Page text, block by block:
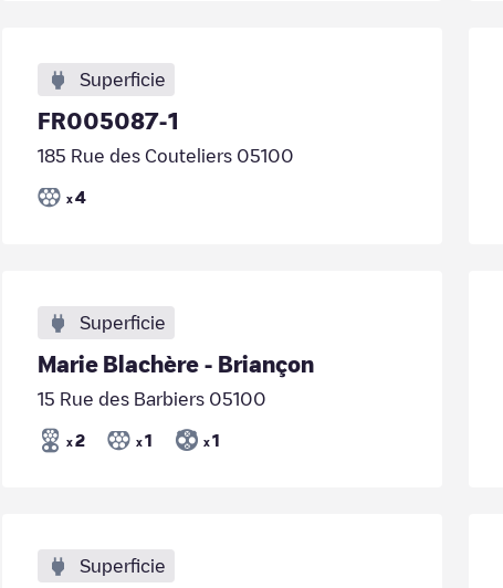
Superficie
FR005087-1
185 Rue des Couteliers 05100
x 4
Superficie
Marie Blachère - Briançon
15 Rue des Barbiers 05100
x 2 x 1 x 1
Superficie